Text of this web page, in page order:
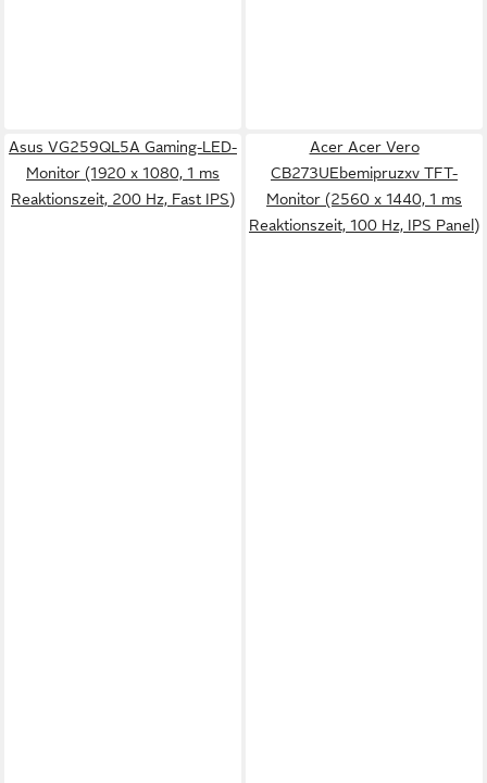
Asus VG259QL5A Gaming-LED-
Monitor (1920 x 1080, 1 ms
Reaktionszeit, 200 Hz, Fast IPS)
Acer Acer Vero
CB273UEbemipruzxv TFT-
Monitor (2560 x 1440, 1 ms
Reaktionszeit, 100 Hz, IPS Panel)